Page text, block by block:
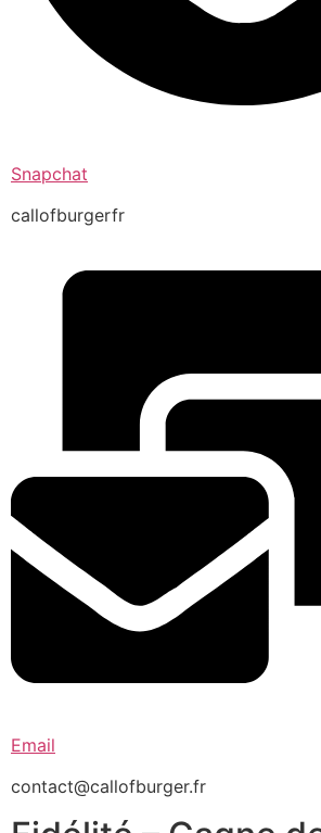
Snapchat
callofburgerfr
Email
contact@callofburger.fr